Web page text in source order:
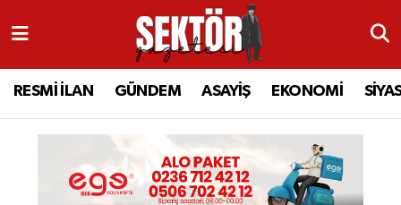
RESMİ İLAN GÜNDEM ASAYİŞ EKONOMİ
RESMİ İLAN
MANİSA
RESMİ İLAN
MANİSA
ARAMIZDAN AYRILANLAR
Manisa Nöbetçi Eczaneler
Manisa Namaz Vakitleri